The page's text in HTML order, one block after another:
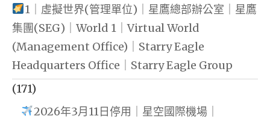
1｜虛擬世界(管理單位)｜星鷹總部辦公室｜星鷹
集團(SEG)｜World 1｜Virtual World
(Management Office)｜Starry Eagle
Headquarters Office｜Starry Eagle Group
(171)
2026年3月11日停用｜星空國際機場｜